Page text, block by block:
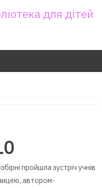
для дітей
пройшла зустріч учнів
автором-